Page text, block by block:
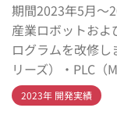
期間2023年5月～
産業ロボットおよ
ログラムを改修
リーズ）・PLC（
2023年 開発実績